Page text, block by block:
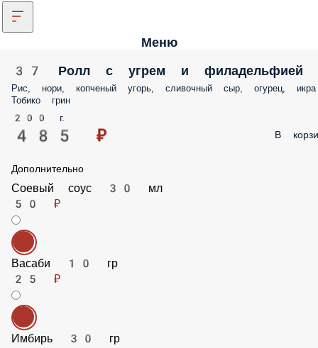
Меню
37 Ролл с угрем и филадельфией
Рис, нори, копченый угорь, сливочный сыр, огурец, икра
Тобико грин
200 г.
485 ₽ В
Дополнительно
Соевый соус 30 мл
50 ₽
Васаби 10 гр
25 ₽